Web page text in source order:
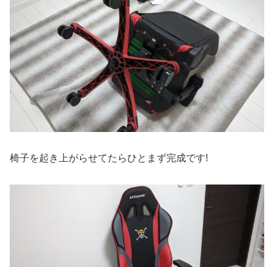
椅子を起き上がらせてたらひとまず完成です!